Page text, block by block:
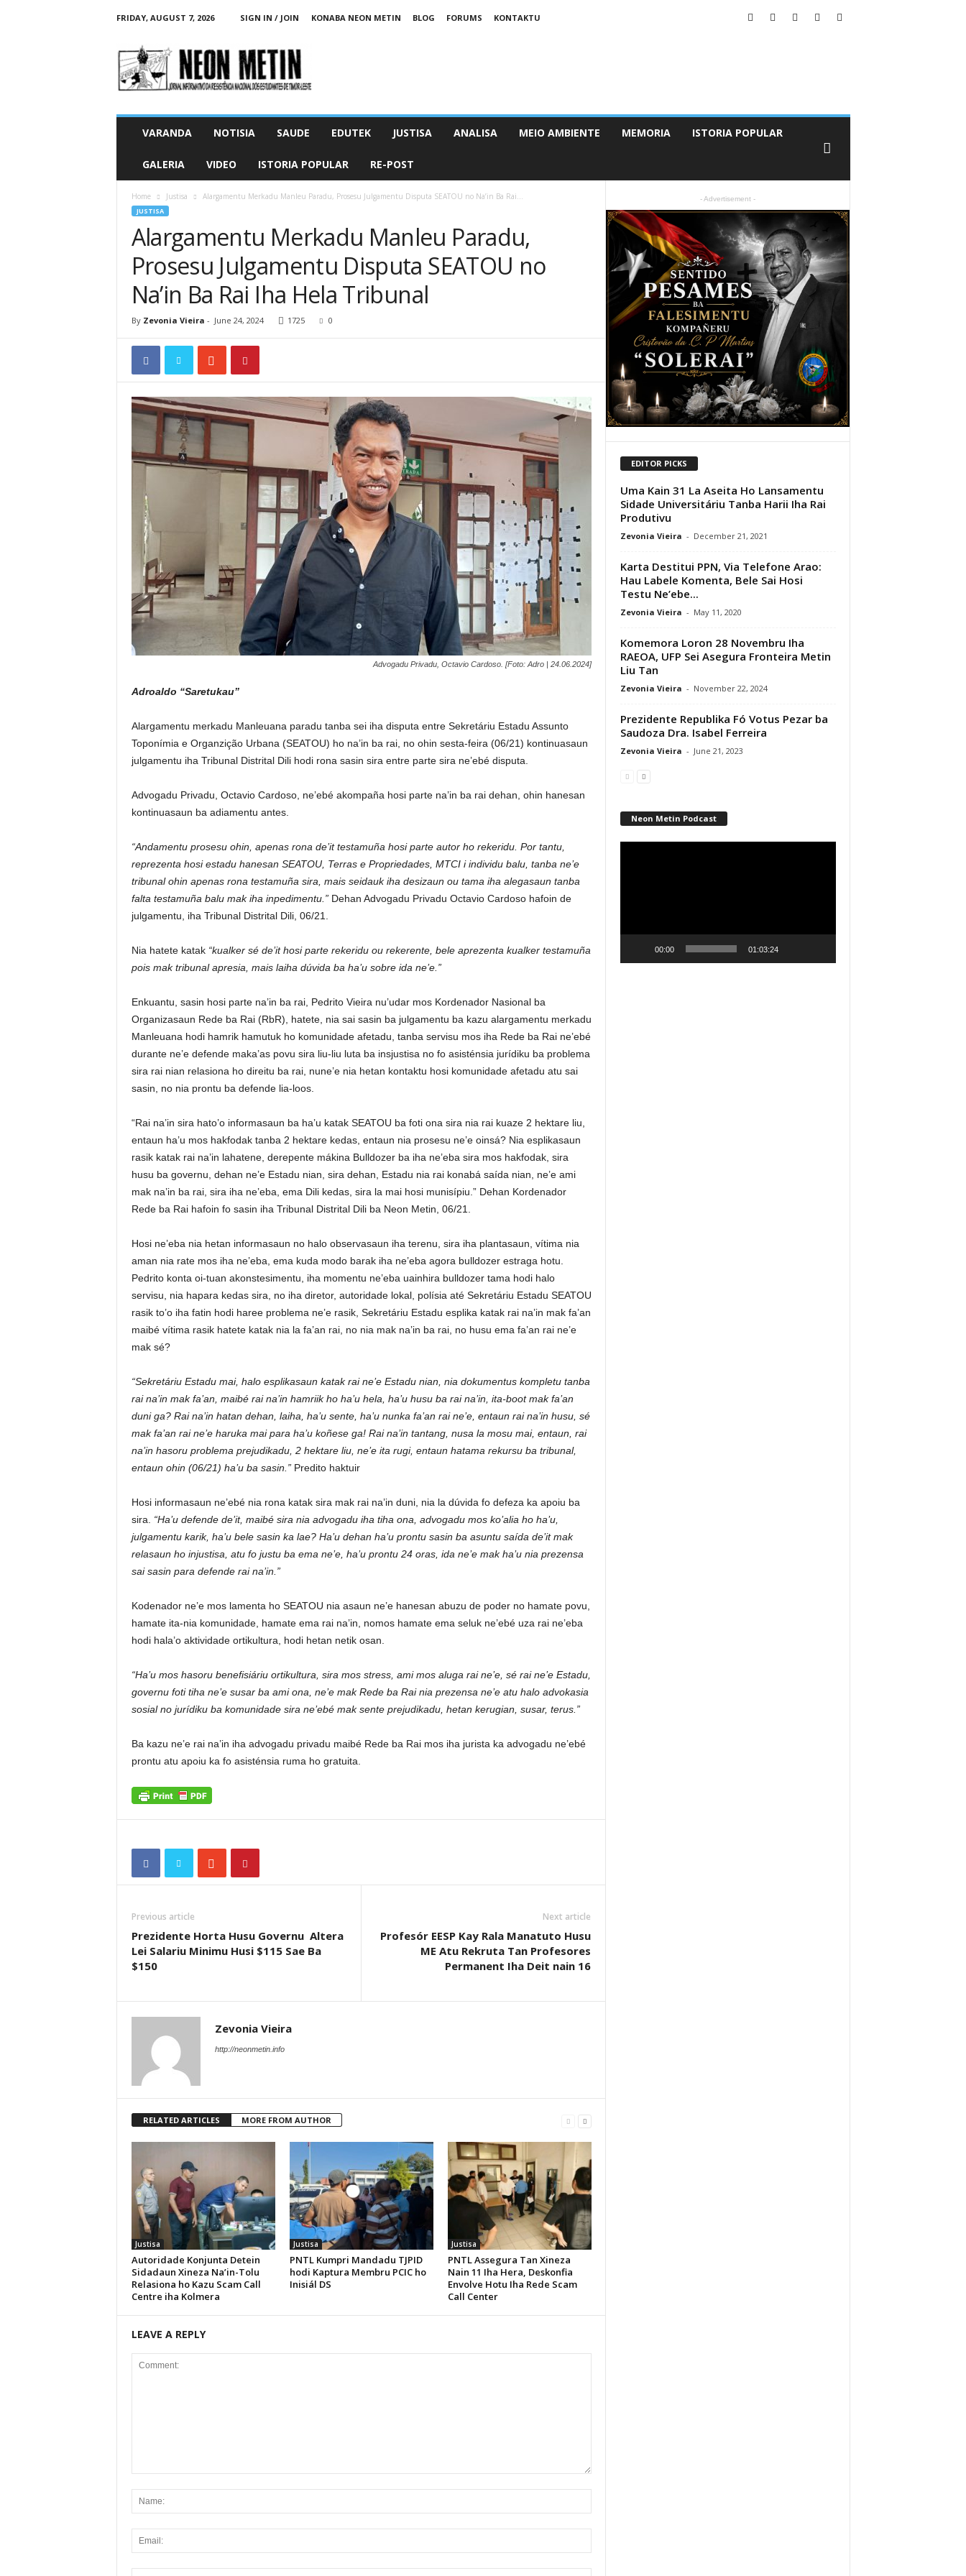
FRIDAY, AUGUST 7, 2026 SIGN IN / JOIN KONABA NEON METIN BLOG FORUMS
KONTAKTU
e
o
n
M
VARANDA NOTISIA SAUDE EDUTEK JUSTISA ANALISA MEIO AMBIENTE MEMORIA ISTORIA POPULAR
GALERIA VIDEO ISTORIA POPULAR RE-POST
Home Justisa Alargamentu Merkadu Manleu Paradu, Prosesu Julgamentu Disputa SEATOU no Na’in Ba Rai...
JUSTISA
Alargamentu Merkadu Manleu Paradu,
Prosesu Julgamentu Disputa SEATOU no
Na’in Ba Rai Iha Hela Tribunal
By Zevonia Vieira - June 24, 2024 1725 0
Advogadu Privadu, Octavio Cardoso. [Foto: Adro | 24.06.2024]
Adroaldo “Saretukau”
Alargamentu merkadu Manleuana paradu tanba sei iha disputa entre Sekretáriu Estadu Assunto
Toponímia e Organzição Urbana (SEATOU) ho na’in ba rai, no ohin sesta-feira (06/21) kontinuasaun
julgamentu iha Tribunal Distrital Dili hodi rona sasin sira entre parte sira ne’ebé disputa.
Advogadu Privadu, Octavio Cardoso, ne’ebé akompaña hosi parte na’in ba rai dehan, ohin hanesan
kontinuasaun ba adiamentu antes.
“Andamentu prosesu ohin, apenas rona de’it testamuña hosi parte autor ho rekeridu. Por tantu,
reprezenta hosi estadu hanesan SEATOU, Terras e Propriedades, MTCI i individu balu, tanba ne’e
tribunal ohin apenas rona testamuña sira, mais seidauk iha desizaun ou tama iha alegasaun tanba
falta testamuña balu mak iha inpedimentu.”Dehan Advogadu Privadu Octavio Cardoso hafoin de
julgamentu, iha Tribunal Distrital Dili, 06/21.
Nia hatete katak “kualker sé de’it hosi parte rekeridu ou rekerente, bele aprezenta kualker testamuña
pois mak tribunal apresia, mais laiha dúvida ba ha’u sobre ida ne’e.”
Enkuantu, sasin hosi parte na’in ba rai, Pedrito Vieira nu’udar mos Kordenador Nasional ba
Organizasaun Rede ba Rai (RbR), hatete, nia sai sasin ba julgamentu ba kazu alargamentu merkadu
Manleuana hodi hamrik hamutuk ho komunidade afetadu, tanba servisu mos iha Rede ba Rai ne’ebé
durante ne’e defende maka’as povu sira liu-liu luta ba insjustisa no fo asisténsia jurídiku ba problema
sira rai nian relasiona ho direitu ba rai, nune’e nia hetan kontaktu hosi komunidade afetadu atu sai
sasin, no nia prontu ba defende lia-loos.
“Rai na’in sira hato’o informasaun ba ha’u katak SEATOU ba foti ona sira nia rai kuaze 2 hektare liu,
entaun ha’u mos hakfodak tanba 2 hektare kedas, entaun nia prosesu ne’e oinsá? Nia esplikasaun
rasik katak rai na’in lahatene, derepente mákina Bulldozer ba iha ne’eba sira mos hakfodak, sira
husu ba governu, dehan ne’e Estadu nian, sira dehan, Estadu nia rai konabá saída nian, ne’e ami
mak na’in ba rai, sira iha ne’eba, ema Dili kedas, sira la mai hosi munisípiu.” Dehan Kordenador
Rede ba Rai hafoin fo sasin iha Tribunal Distrital Dili ba Neon Metin, 06/21.
Hosi ne’eba nia hetan informasaun no halo observasaun iha terenu, sira iha plantasaun, vítima nia
aman nia rate mos iha ne’eba, ema kuda modo barak iha ne’eba agora bulldozer estraga hotu.
Pedrito konta oi-tuan akonstesimentu, iha momentu ne’eba uainhira bulldozer tama hodi halo
servisu, nia hapara kedas sira, no iha diretor, autoridade lokal, polísia até Sekretáriu Estadu SEATOU
rasik to’o iha fatin hodi haree problema ne’e rasik, Sekretáriu Estadu esplika katak rai na’in mak fa’an
maibé vítima rasik hatete katak nia la fa’an rai, no nia mak na’in ba rai, no husu ema fa’an rai ne’e
mak sé?
“Sekretáriu Estadu mai, halo esplikasaun katak rai ne’e Estadu nian, nia dokumentus kompletu tanba
rai na’in mak fa’an, maibé rai na’in hamriik ho ha’u hela, ha’u husu ba rai na’in, ita-boot mak fa’an
duni ga? Rai na’in hatan dehan, laiha, ha’u sente, ha’u nunka fa’an rai ne’e, entaun rai na’in husu, sé
mak fa’an rai ne’e haruka mai para ha’u koñese ga! Rai na’in tantang, nusa la mosu mai, entaun, rai
na’in hasoru problema prejudikadu, 2 hektare liu, ne’e ita rugi, entaun hatama rekursu ba tribunal,
entaun ohin (06/21) ha’u ba sasin.” Predito haktuir
Hosi informasaun ne’ebé nia rona katak sira mak rai na’in duni, nia la dúvida fo defeza ka apoiu ba
sira. “Ha’u defende de’it, maibé sira nia advogadu iha tiha ona, advogadu mos ko’alia ho ha’u,
julgamentu karik, ha’u bele sasin ka lae? Ha’u dehan ha’u prontu sasin ba asuntu saída de’it mak
relasaun ho injustisa, atu fo justu ba ema ne’e, ha’u prontu 24 oras, ida ne’e mak ha’u nia prezensa
sai sasin para defende rai na’in.”
Kodenador ne’e mos lamenta ho SEATOU nia asaun ne’e hanesan abuzu de poder no hamate povu,
hamate ita-nia komunidade, hamate ema rai na’in, nomos hamate ema seluk ne’ebé uza rai ne’eba
hodi hala’o aktividade ortikultura, hodi hetan netik osan.
“Ha’u mos hasoru benefisiáriu ortikultura, sira mos stress, ami mos aluga rai ne’e, sé rai ne’e Estadu,
governu foti tiha ne’e susar ba ami ona, ne’e mak Rede ba Rai nia prezensa ne’e atu halo advokasia
sosial no jurídiku ba komunidade sira ne’ebé mak sente prejudikadu, hetan kerugian, susar, terus.”
Ba kazu ne’e rai na’in iha advogadu privadu maibé Rede ba Rai mos iha jurista ka advogadu ne’ebé
prontu atu apoiu ka fo asisténsia ruma ho gratuita.
Previous article
Prezidente Horta Husu Governu Altera
Lei Salariu Minimu Husi $115 Sae Ba
$150
Next article
Profesór EESP Kay Rala Manatuto Husu
ME Atu Rekruta Tan Profesores
Permanent Iha Deit nain 16
Zevonia Vieira
http://neonmetin.info
RELATED ARTICLES MORE FROM AUTHOR
Justisa
Autoridade Konjunta Detein
Sidadaun Xineza Na’in-Tolu
Relasiona ho Kazu Scam Call
Centre iha Kolmera
Justisa
PNTL Kumpri Mandadu TJPID
hodi Kaptura Membru PCIC ho
Inisiál DS
Justisa
PNTL Assegura Tan Xineza
Nain 11 Iha Hera, Deskonfia
Envolve Hotu Iha Rede Scam
Call Center
LEAVE A REPLY
- Advertisement -
EDITOR PICKS
Uma Kain 31 La Aseita Ho Lansamentu
Sidade Universitáriu Tanba Harii Iha Rai
Produtivu
Zevonia Vieira - December 21, 2021
Karta Destitui PPN, Via Telefone Arao:
Hau Labele Komenta, Bele Sai Hosi
Testu Ne’ebe...
Zevonia Vieira - May 11, 2020
Komemora Loron 28 Novembru Iha
RAEOA, UFP Sei Asegura Fronteira Metin
Liu Tan
Zevonia Vieira - November 22, 2024
Prezidente Republika Fó Votus Pezar ba
Saudoza Dra. Isabel Ferreira
Zevonia Vieira - June 21, 2023
Neon Metin Podcast
00:00 01:03:24